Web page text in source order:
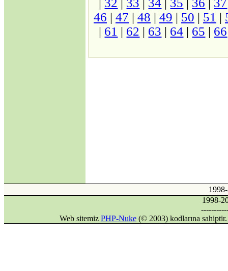
Bakışı
| 32 | 33 | 34 | 35 | 36 | 37
46 | 47 | 48 | 49 | 50 | 51 |
| 61 | 62 | 63 | 64 | 65 | 66
1998-
Web sitemiz PHP-Nuke (© 2003) kodlarına